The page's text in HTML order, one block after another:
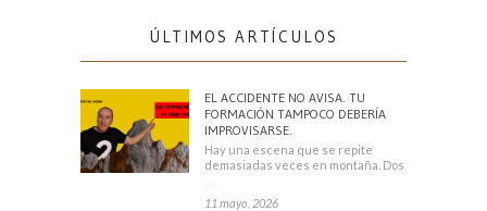
ÚLTIMOS ARTÍCULOS
EL ACCIDENTE NO AVISA. TU
FORMACIÓN TAMPOCO DEBERÍA
IMPROVISARSE.
Hay una escena que se repite
demasiadas veces en montaña. Dos
11 mayo, 2026